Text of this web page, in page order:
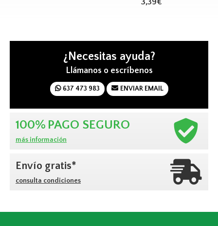
¿Necesitas ayuda?
Llámanos o escríbenos
637 473 983 ENVIAR EMAIL
100% PAGO SEGURO
más información
Envío gratis*
consulta condiciones